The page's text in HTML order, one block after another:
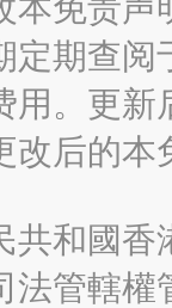
定期查
用。更
改后的本
共和國
法管轄權